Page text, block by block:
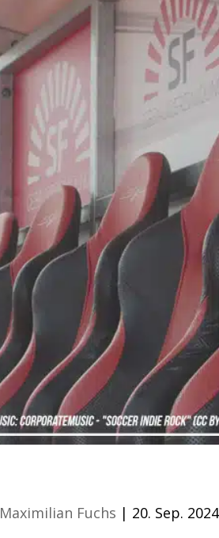
Maximilian Fuchs | 20. Sep. 2024